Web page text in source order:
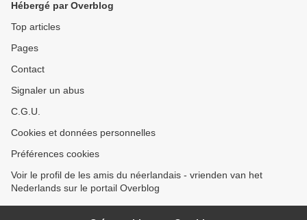
Hébergé par Overblog
Top articles
Pages
Contact
Signaler un abus
C.G.U.
Cookies et données personnelles
Préférences cookies
Voir le profil de les amis du néerlandais - vrienden van het
Nederlands sur le portail Overblog